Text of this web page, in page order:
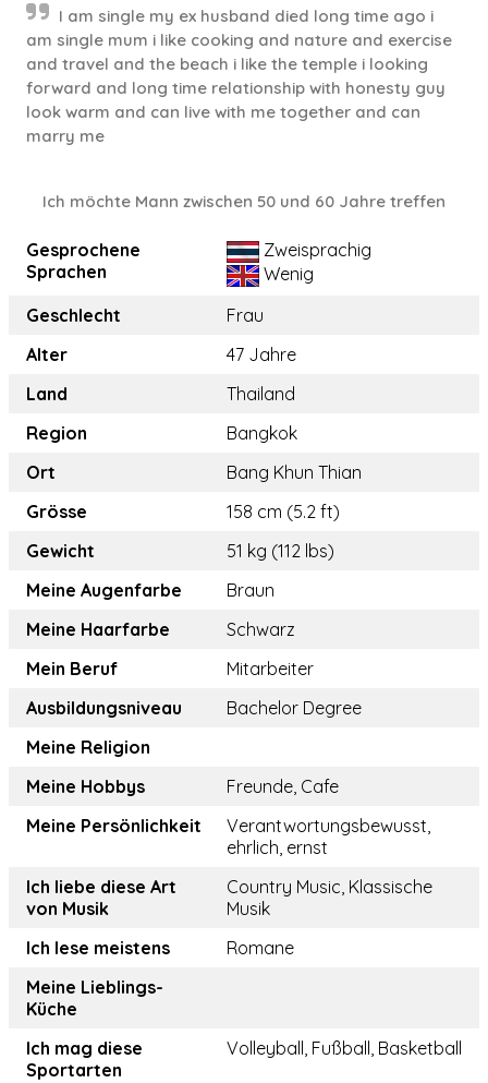
I am single my ex husband died long time ago i
am single mum i like cooking and nature and exercise
and travel and the beach i like the temple i looking
forward and long time relationship with honesty guy
look warm and can live with me together and can
marry me
Ich möchte Mann zwischen 50 und 60 Jahre treffen
Gesprochene
Sprachen
Zweisprachig
Wenig
Geschlecht
Frau
Alter
47 Jahre
Land
Thailand
Region
Bangkok
Ort
Bang Khun Thian
Grösse
158 cm (5.2 ft)
Gewicht
51 kg (112 lbs)
Meine Augenfarbe
Braun
Meine Haarfarbe
Schwarz
Mein Beruf
Mitarbeiter
Ausbildungsniveau
Bachelor Degree
Meine Religion
Meine Hobbys
Freunde, Cafe
Meine Persönlichkeit
Verantwortungsbewusst,
ehrlich, ernst
Ich liebe diese Art
von Musik
Country Music, Klassische
Musik
Ich lese meistens
Romane
Meine Lieblings-
Küche
Ich mag diese
Sportarten
Volleyball, Fußball, Basketball